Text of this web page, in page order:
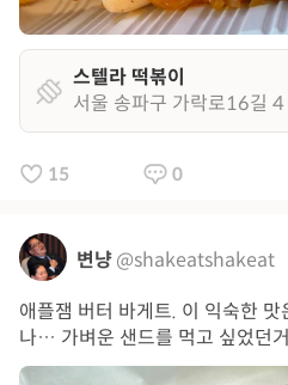
스텔라 떡볶이
서울 송파구 가락로16길 4
15 0
변냥@shakeatshakeat
애플잼 버터 바게트. 이 익숙한
나… 가벼운 샌드를 먹고 싶었던